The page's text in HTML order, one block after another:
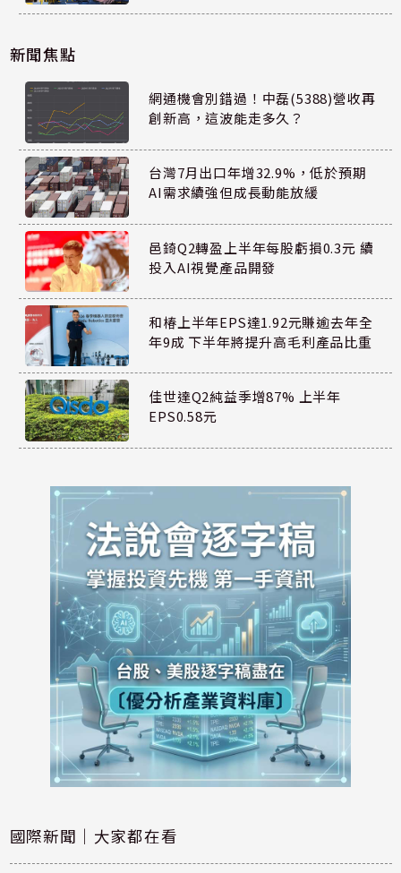
新聞焦點
網通機會別錯過！中磊(5388)營收再
創新高，這波能走多久？
台灣7月出口年增32.9%，低於預期
AI需求續強但成長動能放緩
邑錡Q2轉盈上半年每股虧損0.3元 續
投入AI視覺產品開發
和椿上半年EPS達1.92元賺逾去年全
年9成 下半年將提升高毛利產品比重
佳世達Q2純益季增87% 上半年
EPS0.58元
國際新聞｜大家都在看